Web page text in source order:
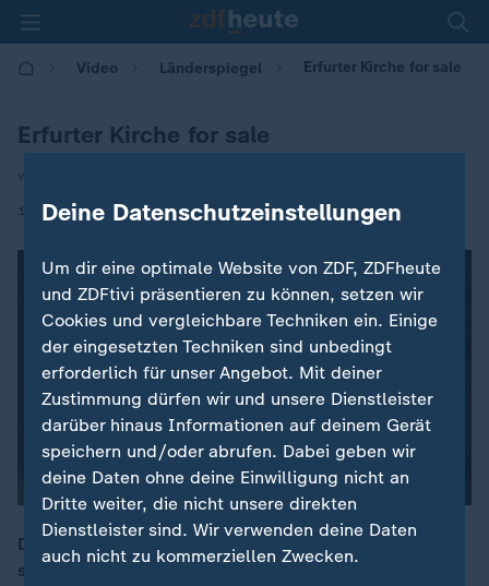
Video Länderspiegel Erfurter Kirche for sale
Erfurter Kirche for sale
von Daniela Sonntag
16.05.2026 | 17:05
Das Bistum Erfurt schließt Ende des Jahres vier von
sieben Kirchen, weil es immer weniger Katholiken gibt.
Deine Datenschutzeinstellungen
Um dir eine optimale Website von ZDF, ZDFheute
und ZDFtivi präsentieren zu können, setzen wir
Cookies und vergleichbare Techniken ein. Einige
der eingesetzten Techniken sind unbedingt
erforderlich für unser Angebot. Mit deiner
Zustimmung dürfen wir und unsere Dienstleister
darüber hinaus Informationen auf deinem Gerät
speichern und/oder abrufen. Dabei geben wir
deine Daten ohne deine Einwilligung nicht an
Dritte weiter, die nicht unsere direkten
Dienstleister sind. Wir verwenden deine Daten
auch nicht zu kommerziellen Zwecken.